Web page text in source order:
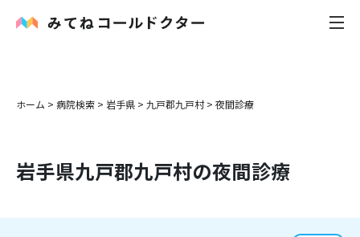
内科
花粉症
ホーム > 病院検索 > 岩手県 > 九戸郡九戸村 > 夜間診療
岩手県九戸郡九戸村の夜間診療